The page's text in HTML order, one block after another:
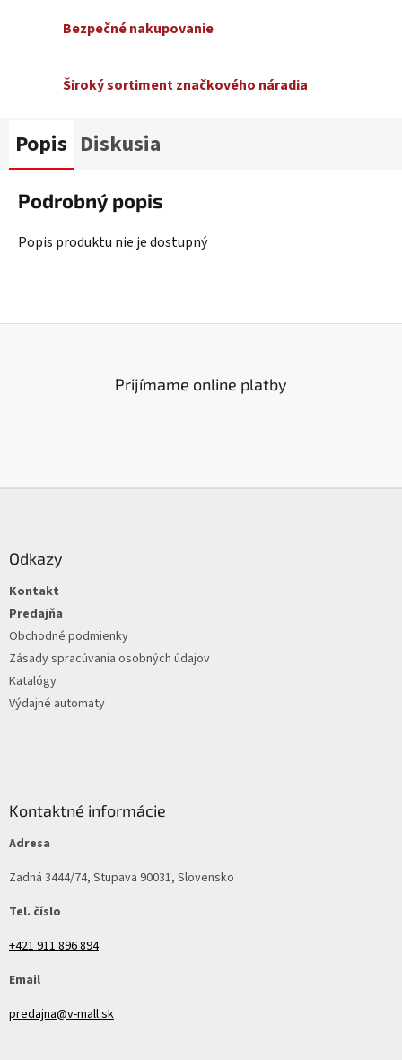
Bezpečné nakupovanie
Široký sortiment značkového náradia
Popis Diskusia
Podrobný popis
Popis produktu nie je dostupný
Prijímame online platby
Odkazy
Kontakt
Predajňa
Obchodné podmienky
Zásady spracúvania osobných údajov
Katalógy
Výdajné automaty
Kontaktné informácie
Adresa
Zadná 3444/74, Stupava 90031, Slovensko
Tel. číslo
+421 911 896 894
Email
predajna@v-mall.sk